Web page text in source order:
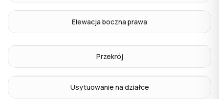
Elewacja boczna prawa
Przekrój
Usytuowanie na działce